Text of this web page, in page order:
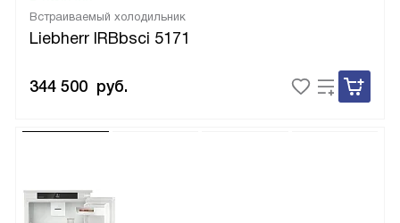
Встраиваемый холодильник
Liebherr IRBbsci 5171
344 500 руб.